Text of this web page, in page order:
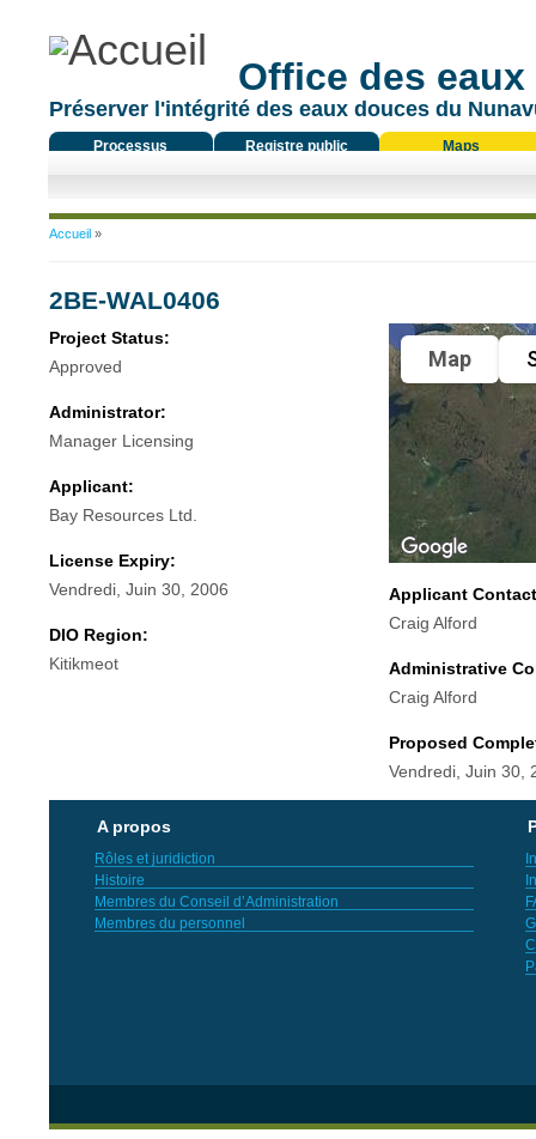
Office des
Préserver l'intégrité des eaux douces du
Processus
Registre public Maps
Vous êtes ici
Accueil»
2BE-WAL0406
Project Status:
Approved
Administrator:
Manager Licensing
Applicant:
Bay Resources Ltd.
License Expiry:
Vendredi, Juin 30, 2006
DIO Region:
Kitikmeot
Map
Applicant
Craig Alford
Administrative
Craig Alford
Proposed
Vendredi, Juin 30,
A propos
Rôles et juridiction
Histoire
Membres du Conseil d’Administration
Membres du personnel